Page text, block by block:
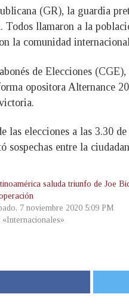
(GR), la guardia
llamaron a la
la comunidad
de Elecciones
opositora Alternance
las elecciones a las 3.30
sospechas entre la
saluda triunfo de Joe
7 noviembre 2020 5:09 PM
«Internacionales»